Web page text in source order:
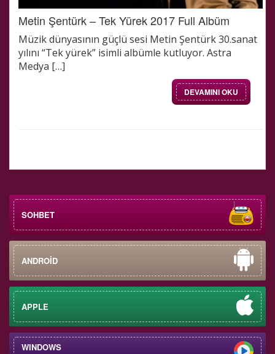
Metin Şentürk – Tek Yürek 2017 Full Albüm
Müzik dünyasının güçlü sesi Metin Şentürk 30.sanat
yılını “Tek yürek” isimli albümle kutluyor. Astra
Medya […]
DEVAMINI OKU
SOHBET
ANDROİD
APPLE
WINDOWS